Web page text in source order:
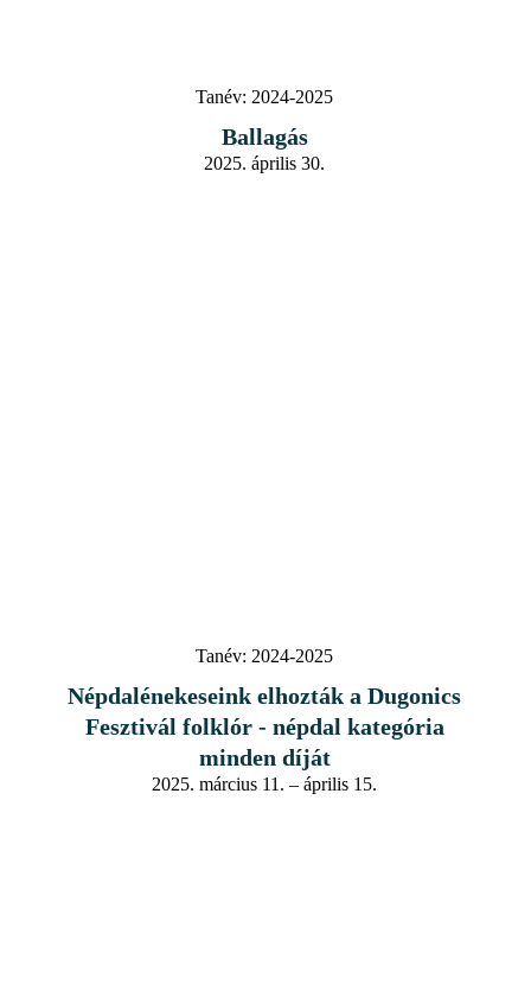
Tanév: 2024-2025
Ballagás
2025. április 30.
Tanév: 2024-2025
Népdalénekeseink elhozták a Dugonics
Fesztivál folklór - népdal kategória
minden díját
2025. március 11. – április 15.